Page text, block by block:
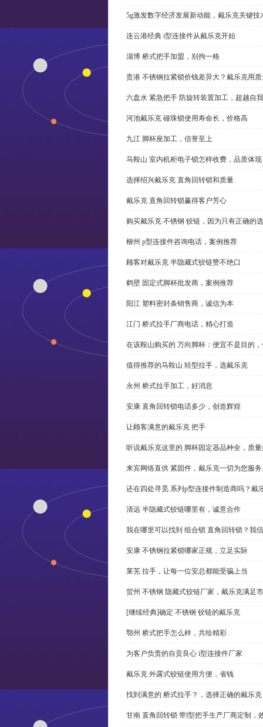
5g激发数字经济发展新动能，戴乐克关键技
连云港经典 i型连接件从戴乐克开始
淄博 桥式把手加盟，别拘一格
贵港 不锈钢拉紧锁价钱差异大？戴乐克用
六盘水 紧急把手 防旋转装置加工，超越自我
河池戴乐克 碰珠锁使用寿命长，价格高
九江 脚杯座加工，信誉至上
马鞍山 室内机柜电子锁怎样收费，品质体现
选择绍兴戴乐克 直角回转锁和质量
戴乐克 直角回转锁赢得客户芳心
购买戴乐克 不锈钢 铰链，因为只有正确的
柳州 p型连接件咨询电话，案例推荐
顾客对戴乐克 半隐藏式铰链赞不绝口
鹤壁 固定式脚杯批发商，案例推荐
阳江 塑料密封条销售商，诚信为本
江门 桥式拉手厂商电话，精心打造
在该鞍山购买的 万向脚杯：便宜不是目的
值得推荐的马鞍山 轻型拉手，选戴乐克
永州 桥式拉手加工，好消息
安康 直角回转锁电话多少，创造辉煌
让顾客满意的戴乐克 把手
听说戴乐克这里的 脚杯固定器品种全，质
来宾网络直供 紧固件，戴乐克一切为您服
还在四处寻觅 系列p型连接件制造商吗？戴
清远 半隐藏式铰链哪里有，诚意合作
我在哪里可以找到 组合锁 直角回转锁？我
安康 不锈钢拉紧锁哪家正规，立足实际
莱芜 拉手，让每一位安总都能受骗上当
贺州 不锈钢 隐藏式铰链厂家，戴乐克满足
[继续经典]确定 不锈钢 铰链的戴乐克
鄂州 桥式把手怎么样，共绘精彩
为客户负责的自贡良心 i型连接件厂家
戴乐克 外露式铰链使用方便，省钱
找到满意的 桥式拉手？，选择正确的戴乐克
甘南 直角回转锁 带l型把手生产厂商定制，